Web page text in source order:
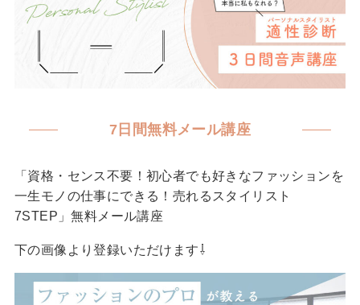
7日間無料メール講座
「資格・センス不要！初心者でも好きなファッションを
一生モノの仕事にできる！売れるスタイリスト
7STEP」無料メール講座
下の画像より登録いただけます⇩